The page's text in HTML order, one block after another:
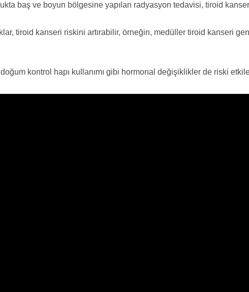
baş ve boyun bölgesine yapılan radyasyon tedavisi, tiroid
tiroid kanseri riskini artırabilir, örneğin, medüller tiroid kanseri
kontrol hapı kullanımı gibi hormonal değişiklikler de riski